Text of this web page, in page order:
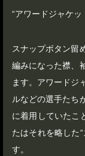
“アワードジャケッ
スナップボタン留
編みになった襟、
ます。アワードジ
ルなどの選手たち
に着用していたこ
たはそれを略した
す。